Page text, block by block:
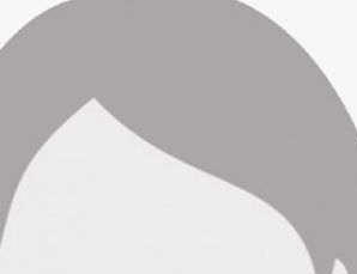
Duis aute irure dolor in reprehenderit in